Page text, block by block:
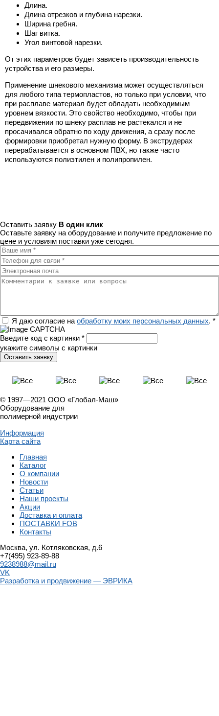
Длина.
Длина отрезков и глубина нарезки.
Ширина гребня.
Шаг витка.
Угол винтовой нарезки.
От этих параметров будет зависеть производительность
устройства и его размеры.
Применение шнекового механизма может осуществляться
для любого типа термопластов, но только при условии, что
при расплаве материал будет обладать необходимым
уровнем вязкости. Это свойство необходимо, чтобы при
передвижении по шнеку расплав не растекался и не
просачивался обратно по ходу движения, а сразу после
формировки приобретал нужную форму. В экструдерах
перерабатывается в основном ПВХ, но также часто
используются полиэтилен и полипропилен.
Оставить заявку В один клик
Оставьте заявку на оборудование и получите предложение по
цене и условиям поставки уже сегодня.
Ваше имя*
Телефон для связи
Электронная почта
Комментарии к заявке или вопросы
РегионЯ даю согласие на обработку моих персональных данных. *
Введите код с картинки *
укажите символы с картинки
© 1997—2021 ООО «Глобал-Маш»
Оборудование для
полимерной индустрии
Информация
Карта сайта
Главная
Каталог
О компании
Новости
Статьи
Наши проекты
Акции
Доставка и оплата
ПОСТАВКИ FOB
Контакты
Москва, ул. Котляковская, д.6
+7(495) 923-89-88
9238988@mail.ru
VK
Разработка и продвижение — ЭВРИКА